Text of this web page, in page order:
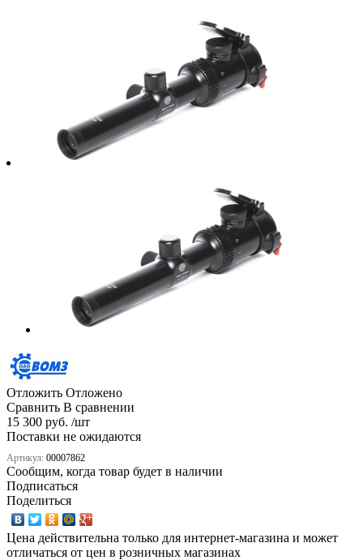
Отложить Отложено
Сравнить В сравнении
15 300 руб. /шт
Поставки не ожидаются
Артикул: 00007862
Сообщим, когда товар будет в наличии
Подписаться
Поделиться
Цена действительна только для интернет-магазина и может
отличаться от цен в розничных магазинах